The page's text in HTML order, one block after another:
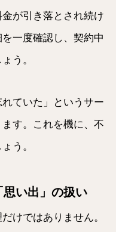
が引き落とされ続け
一度確認し、契約中
う。
れていた」というサー
す。これを機に、不
う。
い出」の扱い
けではありません。